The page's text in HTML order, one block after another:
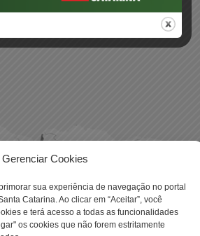
Gerenciar Cookies
sua experiência de navegação no portal
Catarina. Ao clicar em “Aceitar”, você
e terá acesso a todas as funcionalidades
os cookies que não forem estritamente
- 480
SC